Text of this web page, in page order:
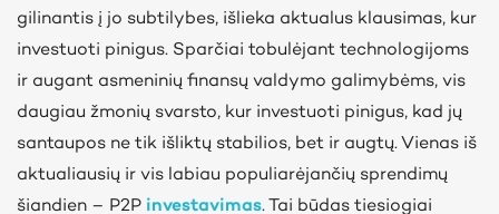
gilinantis į jo subtilybes, išlieka aktualus klausimas, kur
investuoti pinigus. Sparčiai tobulėjant technologijoms
ir augant asmeninių finansų valdymo galimybėms, vis
daugiau žmonių svarsto, kur investuoti pinigus, kad jų
santaupos ne tik išliktų stabilios, bet ir augtų. Vienas iš
aktualiausių ir vis labiau populiarėjančių sprendimų
šiandien – P2P investavimas. Tai būdas tiesiogiai